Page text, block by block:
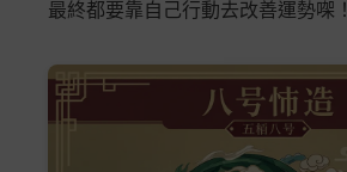
最終都要靠自己行動去改善運勢㗎！